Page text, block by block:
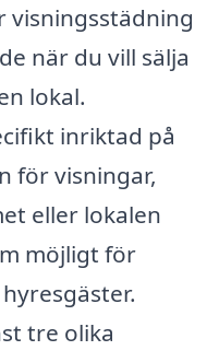
när du vill sälja
lokal.
inriktad på
för visningar,
eller lokalen
möjligt för
tre olika